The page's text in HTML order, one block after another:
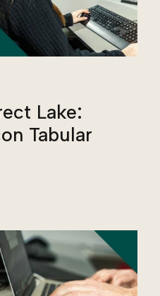
Lake:
Tabular